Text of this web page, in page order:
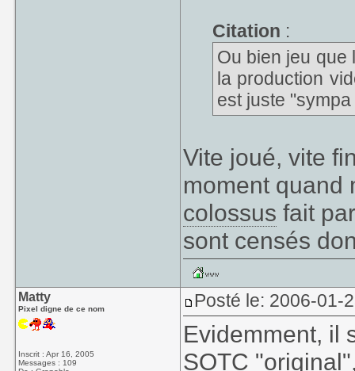
Citation :
Ou bien jeu que
la production
est juste
Vite joué, vite
moment
colossus fait
sont censés
Matty
Pixel digne de ce nom
Inscrit : Apr 16, 2005
Messages : 109
Posté le: 2006-01-
Evidemment, il
SOTC